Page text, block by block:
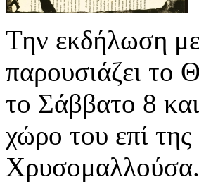
Την εκδήλωση
παρουσιάζει το
το Σάββατο 8
χώρο του επί
Χρυσομαλλούσα.